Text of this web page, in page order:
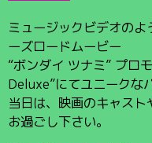
ミュージックビデオの
ーズロードムービー
“ボンダイ ツナミ” プロ
Deluxe”にてユニークな
当日は、映画のキャス
お過ごし下さい。